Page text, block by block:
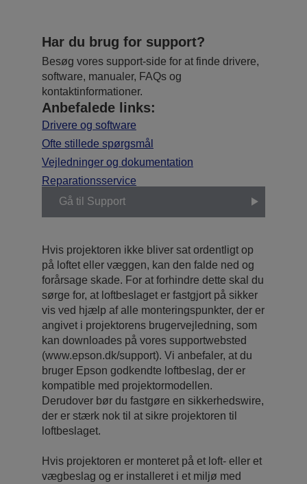
Har du brug for support?
Besøg vores support-side for at finde drivere,
software, manualer, FAQs og
kontaktinformationer.
Anbefalede links:
Drivere og software
Ofte stillede spørgsmål
Vejledninger og dokumentation
Reparationsservice
Gå til Support
Hvis projektoren ikke bliver sat ordentligt op
på loftet eller væggen, kan den falde ned og
forårsage skade. For at forhindre dette skal du
sørge for, at loftbeslaget er fastgjort på sikker
vis ved hjælp af alle monteringspunkter, der er
angivet i projektorens brugervejledning, som
kan downloades på vores supportwebsted
(www.epson.dk/support). Vi anbefaler, at du
bruger Epson godkendte loftbeslag, der er
kompatible med projektormodellen.
Derudover bør du fastgøre en sikkerhedswire,
der er stærk nok til at sikre projektoren til
loftbeslaget.
Hvis projektoren er monteret på et loft- eller et
vægbeslag og er installeret i et miljø med